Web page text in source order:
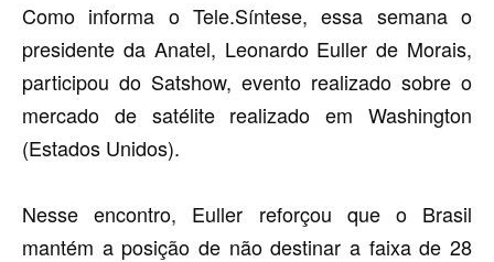
Como informa o Tele.Síntese, essa semana o
presidente da Anatel, Leonardo Euller de Morais,
participou do Satshow, evento realizado sobre o
mercado de satélite realizado em Washington
(Estados Unidos).
Nesse encontro, Euller reforçou que o Brasil
mantém a posição de não destinar a faixa de 28